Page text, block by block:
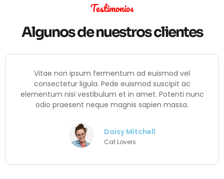
Testimonios
Algunos de nuestros clientes
Vitae non ipsum fermentum ad euismod vel
consectetur ligula. Pede euismod suscipit ac
elementum nisi vestibulum et in amet. Potenti nunc
odio praesent neque magnis sapien massa.
Daisy Mitchell
Cat Lovers